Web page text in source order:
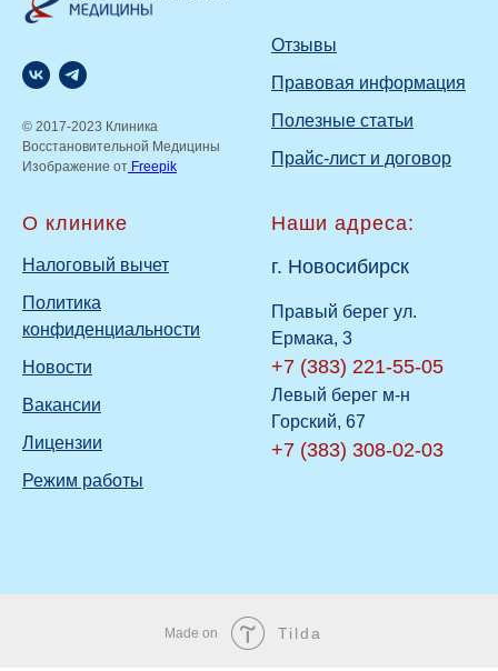
© 2017-2023 Клиника
Восстановительной Медицины
Изображение от Freepik
Отзывы
Правовая информация
Полезные статьи
Прайс-лист и договор
О клинике
Налоговый вычет
Политика
конфиденциальности
Новости
Вакансии
Лицензии
Режим работы
Наши адреса:
г. Новосибирск
Правый берег ул.
Ермака, 3
+7 (383) 221-55-05
Левый берег м-н
Горский, 67
+7 (383) 308-02-03
Made on Tilda